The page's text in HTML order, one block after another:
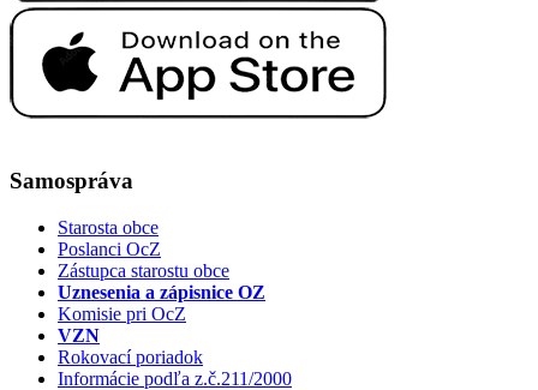
Samospráva
Starosta obce
Poslanci OcZ
Zástupca starostu obce
Uznesenia a zápisnice OZ
Komisie pri OcZ
VZN
Rokovací poriadok
Informácie podľa z.č.211/2000